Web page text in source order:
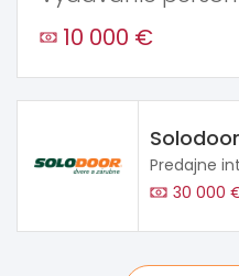
10 000 €
Solodoor
Predajne
30 000